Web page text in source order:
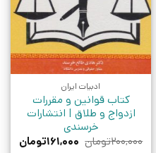
ادبیات ایران
کتاب قوانین و مقررات
ازدواج و طلاق | انتشارات
خرسندی
۲۰۰,۰۰۰تومان قیمت
۱۶۱,۰۰۰تومان